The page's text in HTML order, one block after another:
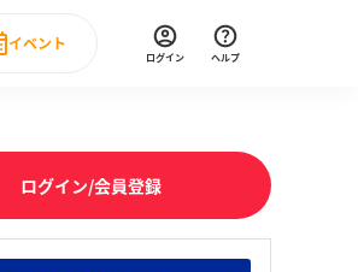
ー
イベント
直近のイベント一覧
ログイン ヘルプ
ログイン/会員登録